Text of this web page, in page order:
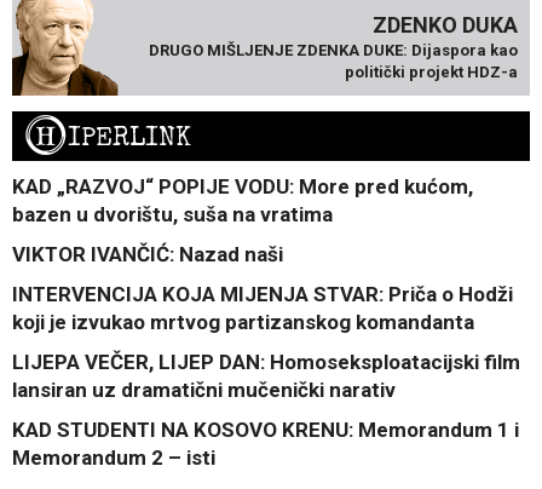
ZDENKO DUKA
DRUGO MIŠLJENJE ZDENKA DUKE: Dijaspora kao
politički projekt HDZ-a
HIPERLINK
KAD „RAZVOJ“ POPIJE VODU: More pred kućom,
bazen u dvorištu, suša na vratima
VIKTOR IVANČIĆ: Nazad naši
INTERVENCIJA KOJA MIJENJA STVAR: Priča o Hodži
koji je izvukao mrtvog partizanskog komandanta
LIJEPA VEČER, LIJEP DAN: Homoseksploatacijski film
lansiran uz dramatični mučenički narativ
KAD STUDENTI NA KOSOVO KRENU: Memorandum 1 i
Memorandum 2 – isti